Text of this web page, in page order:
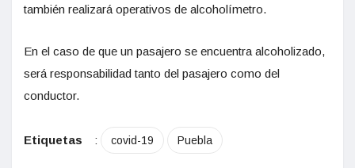
también realizará operativos de alcoholímetro.
En el caso de que un pasajero se encuentra alcoholizado,
será responsabilidad tanto del pasajero como del
conductor.
Etiquetas : covid-19 Puebla